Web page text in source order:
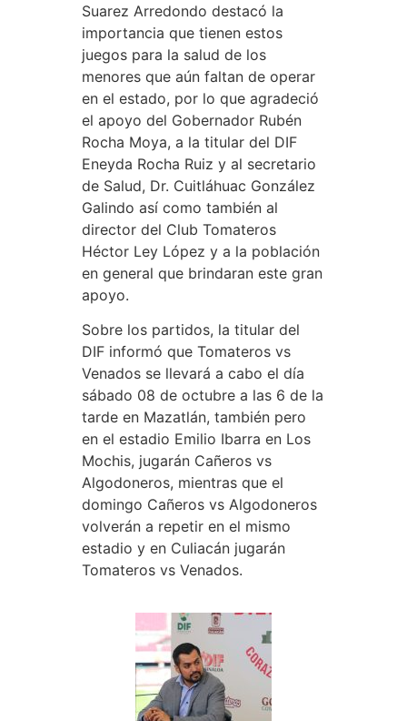
Suarez Arredondo destacó la
importancia que tienen estos
juegos para la salud de los
menores que aún faltan de operar
en el estado, por lo que agradeció
el apoyo del Gobernador Rubén
Rocha Moya, a la titular del DIF
Eneyda Rocha Ruiz y al secretario
de Salud, Dr. Cuitláhuac González
Galindo así como también al
director del Club Tomateros
Héctor Ley López y a la población
en general que brindaran este gran
apoyo.
Sobre los partidos, la titular del
DIF informó que Tomateros vs
Venados se llevará a cabo el día
sábado 08 de octubre a las 6 de la
tarde en Mazatlán, también pero
en el estadio Emilio Ibarra en Los
Mochis, jugarán Cañeros vs
Algodoneros, mientras que el
domingo Cañeros vs Algodoneros
volverán a repetir en el mismo
estadio y en Culiacán jugarán
Tomateros vs Venados.